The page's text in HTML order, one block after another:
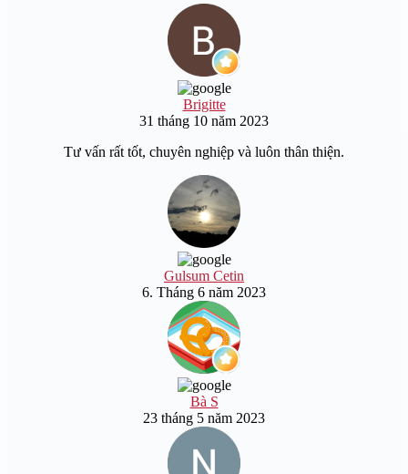
Brigitte
31 tháng 10 năm 2023
Tư vấn rất tốt, chuyên nghiệp và luôn thân thiện.
Gulsum Cetin
6. Tháng 6 năm 2023
Bà S
23 tháng 5 năm 2023